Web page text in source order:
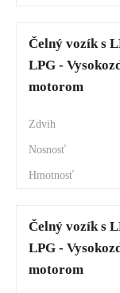
Čelný vozík s
LPG -
motorom
Čelný vozík s
LPG -
motorom